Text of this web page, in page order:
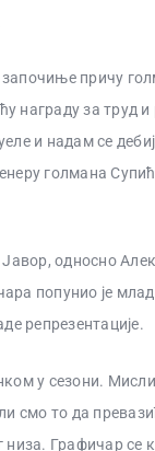
причу
награду за труд
и надам се
голмана
односно
попунио је
репрезентације.
у сезони.
смо то да
низа. Графичар